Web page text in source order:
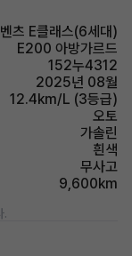
벤츠 E클래스(6세대)
E200 아방가르드
152누4312
2025년 08월
12.4km/L (3등급)
오토
가솔린
흰색
무사고
9,600km
.